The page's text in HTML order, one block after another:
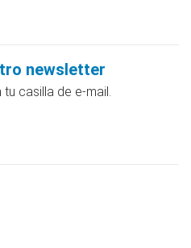
newsletter
casilla de e-mail.